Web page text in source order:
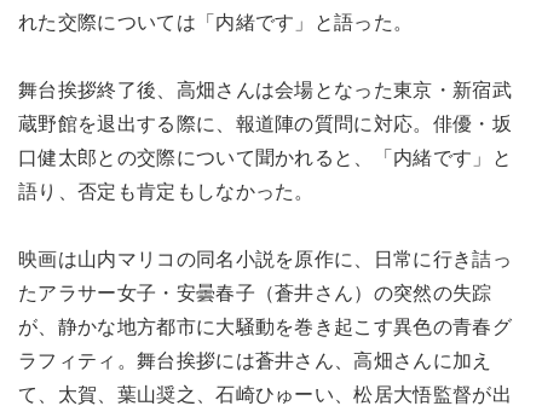
れた交際については「内緒です」と語った。
舞台挨拶終了後、高畑さんは会場となった東京・新宿武
蔵野館を退出する際に、報道陣の質問に対応。俳優・坂
口健太郎との交際について聞かれると、「内緒です」と
語り、否定も肯定もしなかった。
映画は山内マリコの同名小説を原作に、日常に行き詰っ
たアラサー女子・安曇春子（蒼井さん）の突然の失踪
が、静かな地方都市に大騒動を巻き起こす異色の青春グ
ラフィティ。舞台挨拶には蒼井さん、高畑さんに加え
て、太賀、葉山奨之、石崎ひゅーい、松居大悟監督が出